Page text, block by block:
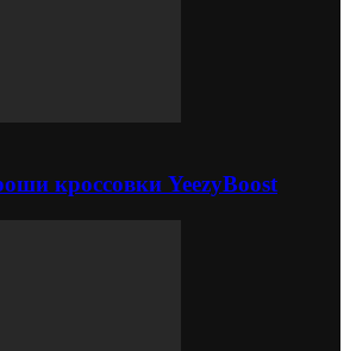
кроссовки YeezyBoost